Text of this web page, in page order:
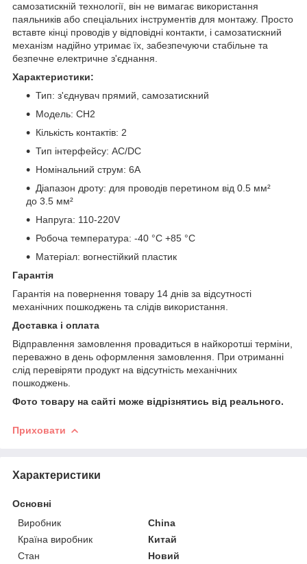
самозатискній технології, він не вимагає використання
паяльників або спеціальних інструментів для монтажу. Просто
вставте кінці проводів у відповідні контакти, і самозатискний
механізм надійно утримає їх, забезпечуючи стабільне та
безпечне електричне з'єднання.
Характеристики:
​Тип: з'єднувач прямий, самозатискний
Модель: CH2
Кількість контактів: 2
Тип інтерфейсу: AC/DC
Номінальний струм: 6A
Діапазон дроту: для проводів перетином від 0.5 мм²
до 3.5 мм²
Напруга: 110-220V
Робоча температура: -40 °C +85 °C
Матеріал: вогнестійкий пластик
Гарантія
Гарантія на повернення товару 14 днів за відсутності
механічних пошкоджень та слідів використання.
Доставка і оплата
Відправлення замовлення провадиться в найкоротші терміни,
переважно в день оформлення замовлення. При отриманні
слід перевіряти продукт на відсутність механічних
пошкоджень.
Фото товару на сайті може відрізнятись від реального.
Приховати
Характеристики
Основні
Виробник
China
Країна виробник
Китай
Стан
Новий